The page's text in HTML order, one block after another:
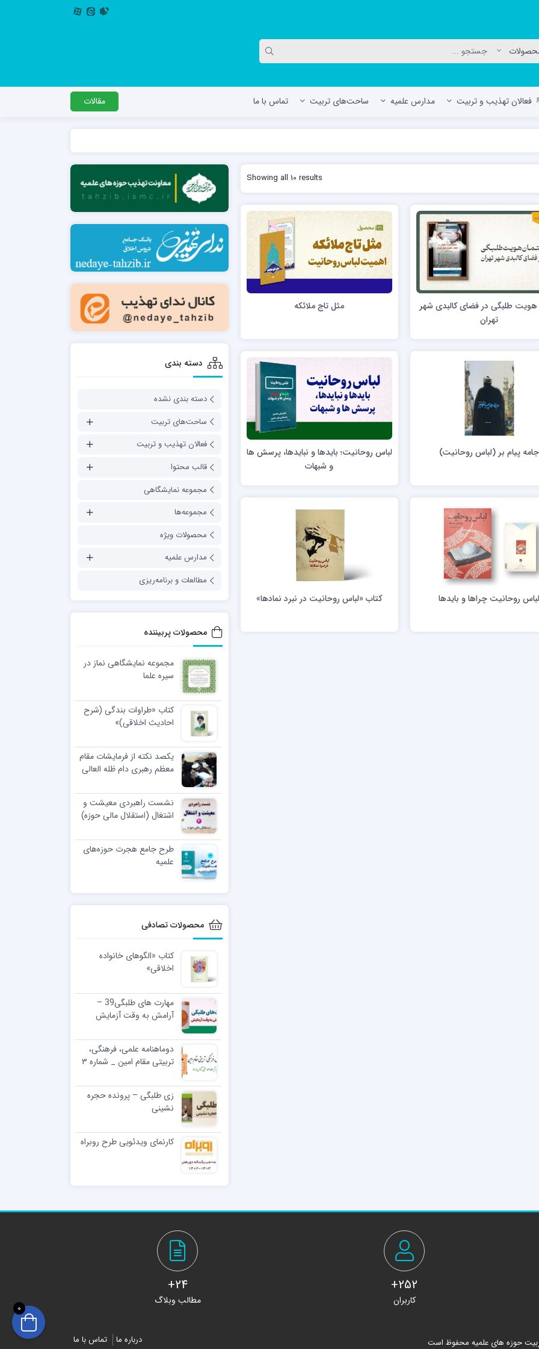
فعالان تهذیب و تربیت مدارس علمیه
جعفریه
مدرسه علمیه المهدی (عج)/ آران و بیدگل
حوزه علمیه سفیران هدایت رهنان
مدرسه آیت الله العظمی گلپایگانی ره
مدرسه اباصالح المهدی عج
مدرسه امام جعفر صادق علیه السلام ساوجبلاغ
مدرسه علمیه امام حسن مجتبی(ع) چهارباغ
مدرسه علمیه حضرت حجت علیه السلام (امام
رضا علیه السلام)
عسکری علیه السلام مدرسه علمیه ولیعصر (عج) خرمدره
مدرسه فقهی تخصصی امام رضا علیه السلام
صالحیه (مکتب الصادق ع) کازرون
مدرسه امام کاظم علیه السلام
علمیه قائمیه عج/ بم
علمیه امام صادق علیه السلام/جیرفت
علمیه امام خمینی ره/ رفسنجان
اهل بیت علیهم‌السلام/ قلعه گنج
امام جعفر صادق علیه السلام گچساران
ولایت (امامیه)
ساحت‌های تربیت تماس با ما مقالات
Showing all 10 results
هویت طلبگی در فضای کالبدی شهر
تهران
مثل تاج ملائکه
جامه پیام بر (لباس روحانیت)
لباس روحانیت؛ بایدها و نبایدها، پرسش ها
و شبهات
لباس روحانیت چراها و بایدها کتاب «لباس روحانیت در نبرد نمادها»
دسته بندی
دسته بندی نشده
ساحت‌های تربیت
فعالان تهذیب و تربیت
قالب محتوا
مجموعه نمایشگاهی
مجموعه‌ها
محصولات ویژه
مدارس علمیه
مطالعات و برنامه‌ریزی
محصولات پربیننده
مجموعه نمایشگاهی نماز در
سیره علما
کتاب «طراوات بندگی (شرح
احادیث اخلاقی)»
یکصد نکته از فرمایشات مقام
معظم رهبری دام ظله العالی
نشست راهبردی معیشت و
اشتغال (استقلال مالی حوزه)
طرح جامع هجرت حوزه‌های
علمیه
محصولات تصادفی
کتاب «الگوهای خانواده
اخلاقی»
مهارت های طلبگی39 –
آرامش به وقت آزمایش
دوماهنامه علمی، فرهنگی،
تربیتی مقام امین _ شماره ۳
زی طلبگی – پرونده حجره
نشینی
کارنمای ویدئویی طرح روبراه
252+
کاربران
24+
مطالب وبلاگ
حوزه های علمیه محفوظ است درباره ما تماس با ما
0